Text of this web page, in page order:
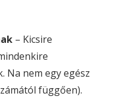
– Kicsire
nem egy egész
függően).